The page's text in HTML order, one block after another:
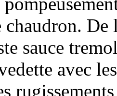
chaudron.
sauce
avec